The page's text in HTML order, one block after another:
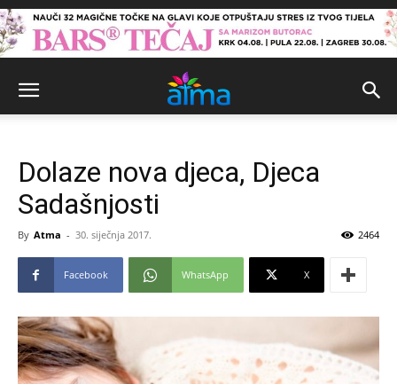
Dolaze nova djeca, Djeca
Sadašnjosti
By Atma - 30. siječnja 2017. 2464
Facebook WhatsApp X